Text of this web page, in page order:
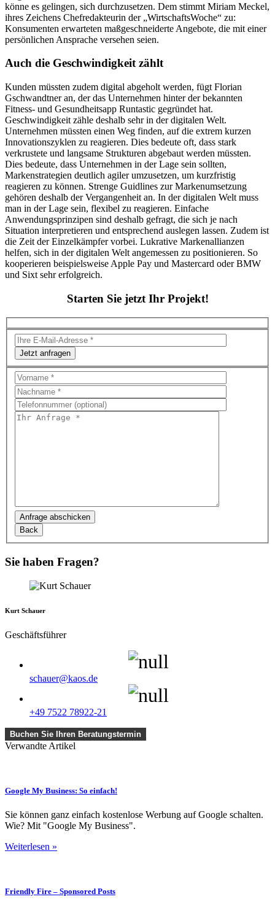
könne es gelingen, sich durchzusetzen. Dem stimmt Miriam Meckel,
ihres Zeichens Chefredakteurin der „WirtschaftsWoche“ zu:
Konsumenten erwarteten maßgeschneiderte Angebote, die mit einer
persönlichen Ansprache versehen seien.
Auch die Geschwindigkeit zählt
Kunden müssten zudem digital abgeholt werden, fügt Florian
Gschwandtner an, der das Unternehmen hinter der bekannten
Fitness- und Gesundheitsapp Runtastic gegründet hat.
Geschwindigkeit zähle deshalb sehr in der digitalen Welt.
Unternehmen müssten einen Weg finden, auf die extrem kurzen
Innovationszyklen zu reagieren. Dies bedeute oft, dass stark
verkrustete und langsame Strukturen abgebaut werden müssten.
Dies bedeute, dass Unternehmen in der Lage sein sollten,
Markenstrategien deutlich agiler umzusetzen, um kurzfristig
reagieren zu können. Strenge Guidlines zur Markenumsetzung
gehören deshalb der Vergangenheit an. In der digitalen Welt muss
man in der Lage sein, flexibel zu reagieren. Einfache
Anwendungsprinzipen sind deshalb gefragt, die sich je nach
Situation interpretieren und entsprechend auslegen lassen. Zudem ist
die Zeit der Einzelkämpfer vorbei. Lukrative Markenallianzen
helfen, sich in der digitalen Welt angemessen zu positionieren. So
kooperieren beispielsweise Apple Pay und Mastercard oder BMW
und Sixt sehr erfolgreich.
Starten Sie jetzt Ihr Projekt!
Jetzt anfragen
Bitte
lasse
dieses
Feld
Bitte
lasse
dieses
leer.
Sie haben Fragen?
Kurt Schauer
Geschäftsführer
schauer@kaos.de
+49 7522 78922-21
Buchen Sie Ihren Beratungstermin
Verwandte Artikel
Google My Business: So einfach!
Sie können ganz einfach kostenlose Werbung auf Google schalten.
Wie? Mit "Google My Business".
Weiterlesen »
Friendly Fire – Sponsored Posts